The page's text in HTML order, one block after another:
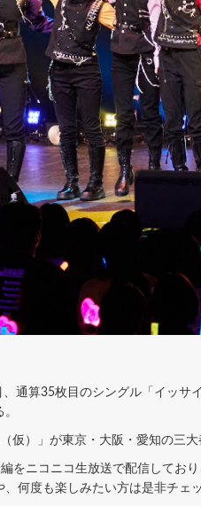
通算35枚目のシングル「イッサ
仮）」が東京・大阪・愛知の三大
をニコニコ生放送で配信して
何度も楽しみたい方は是非チェ